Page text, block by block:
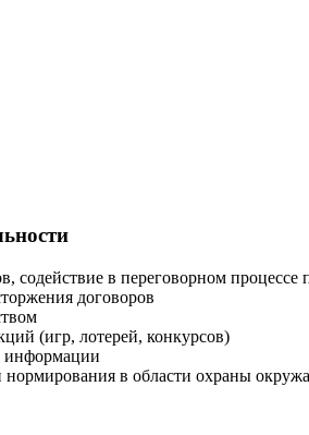
содействие в переговорном
договоров
(игр, лотерей, конкурсов)
информации
нормирования в области охраны